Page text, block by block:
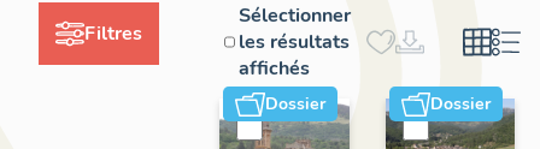
Filtres
Sélectionner
les résultats
affichés
Dossier Dossier